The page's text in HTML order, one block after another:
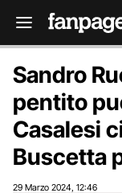
Sandro
pentito
Casalesi
Buscetta
29 Marzo 2024 12:46